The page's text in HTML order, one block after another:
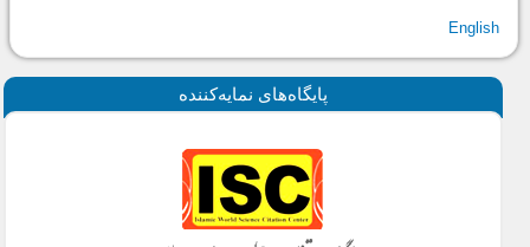
English
پايگاه‌های نمايه‌كننده